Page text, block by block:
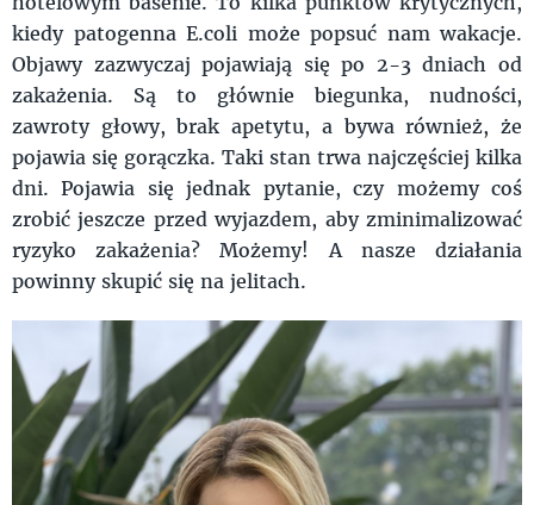
kiedy patogenna E.coli może popsuć nam wakacje.
Objawy zazwyczaj pojawiają się po 2-3 dniach od
zakażenia. Są to głównie biegunka, nudności,
zawroty głowy, brak apetytu, a bywa również, że
pojawia się gorączka. Taki stan trwa najczęściej kilka
dni. Pojawia się jednak pytanie, czy możemy coś
zrobić jeszcze przed wyjazdem, aby zminimalizować
ryzyko zakażenia? Możemy! A nasze działania
powinny skupić się na jelitach.